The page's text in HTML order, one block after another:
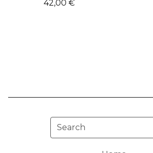
42,00 €
Search